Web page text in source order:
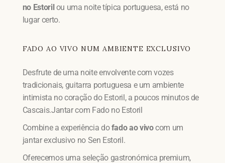
no Estorilou uma noite típica portuguesa, está no
lugar certo.
FADO AO VIVO NUM AMBIENTE EXCLUSIVO
Desfrute de uma noite envolvente com vozes
tradicionais, guitarra portuguesa e um ambiente
intimista no coração do Estoril, a poucos minutos de
Cascais.Jantar com Fado no Estoril
Combine a experiência dofado ao vivocom um
jantar exclusivo no Sen Estoril.
Oferecemos uma seleção gastronómica premium,